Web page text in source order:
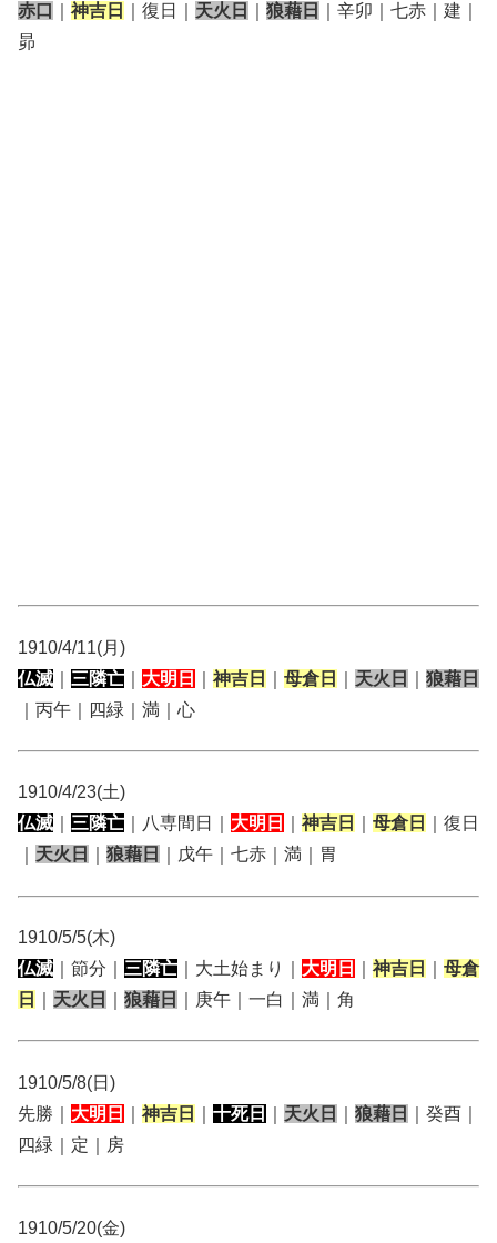
赤口
神吉日 ｜復日｜ 天火日 狼藉日
｜辛卯｜七赤｜建｜
昴
1910/4/11(月)
仏滅
三隣亡 大明日 神吉日 母倉日 天火日
狼藉日
｜丙午｜四緑｜満｜心
1910/4/23(土)
仏滅
三隣亡 ｜八専間日｜ 大明日 神吉日 母倉日
｜復日
天火日 狼藉日 ｜戊午｜七赤｜満｜胃
1910/5/5(木)
仏滅 ｜節分｜ 三隣亡 ｜大土始まり｜ 大明日 神吉日
母倉
日
天火日 狼藉日 ｜庚午｜一白｜満｜角
1910/5/8(日)
先勝｜ 大明日 神吉日 十死日 天火日 狼藉日
｜癸酉｜
四緑｜定｜房
1910/5/20(金)